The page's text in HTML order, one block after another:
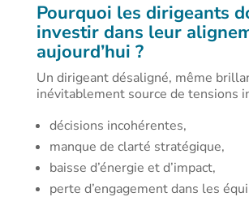
Pourquoi les dirigeants
investir dans leur
aujourd’hui ?
Un dirigeant désaligné, même
inévitablement source de tensions
décisions incohérentes,
manque de clarté stratégique,
baisse d’énergie et d’impact,
perte d’engagement dans les